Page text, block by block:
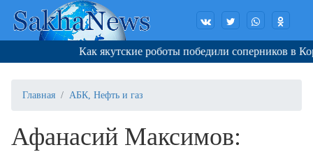
Как якутские роботы победили соперников в Корее
Главная АБК, Нефть и газ
Афанасий Максимов: